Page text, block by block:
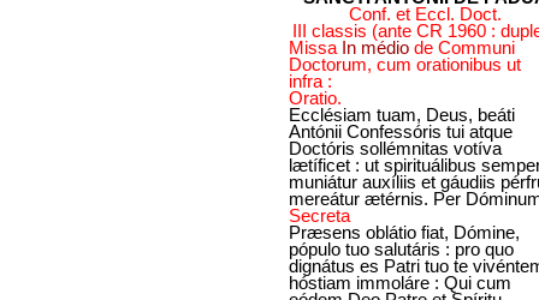
Conf. et Eccl. Doct.
III classis (ante CR 1960 :
Missa In médio de Communi
Doctorum, cum orationibus ut
infra :
Oratio.
Ecclésiam tuam, Deus, beáti
Antónii Confessóris tui atque
Doctóris sollémnitas votíva
lætíficet : ut spirituálibus
muniátur auxíliis et gáudiis
mereátur ætérnis. Per
Secreta
Præsens oblátio fiat, Dómine,
pópulo tuo salutáris : pro quo
dignátus es Patri tuo te
hóstiam immoláre : Qui cum